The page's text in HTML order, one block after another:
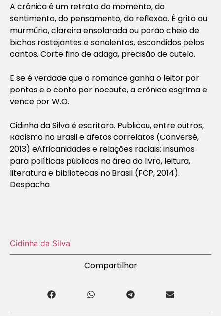
A crônica é um retrato do momento, do
sentimento, do pensamento, da reflexão. É grito ou
murmúrio, clareira ensolarada ou porão cheio de
bichos rastejantes e sonolentos, escondidos pelos
cantos. Corte fino de adaga, precisão de cutelo.
E se é verdade que o romance ganha o leitor por
pontos e o conto por nocaute, a crônica esgrima e
vence por W.O.
Cidinha da Silva é escritora. Publicou, entre outros,
Racismo no Brasil e afetos correlatos (Conversê,
2013) eAfricanidades e relações raciais: insumos
para políticas públicas na área do livro, leitura,
literatura e bibliotecas no Brasil (FCP, 2014).
Despacha
Cidinha da Silva
Compartilhar